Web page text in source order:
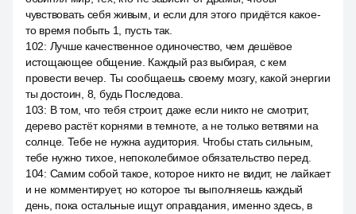
чувствовать себя живым, и если для этого придётся какое-
то время побыть 1, пусть так.
102: Лучше качественное одиночество, чем дешёвое
истощающее общение. Каждый раз выбирая, с кем
провести вечер. Ты сообщаешь своему мозгу, какой энергии
ты достоин, 8, будь Последова.
103: В том, что тебя строит, даже если никто не смотрит,
дерево растёт корнями в темноте, а не только ветвями на
солнце. Тебе не нужна аудитория. Чтобы стать сильным,
тебе нужно тихое, непоколебимое обязательство перед.
104: Самим собой такое, которое никто не видит, не лайкает
и не комментирует, но которое ты выполняешь каждый
день, пока остальные ищут оправдания, именно здесь, в